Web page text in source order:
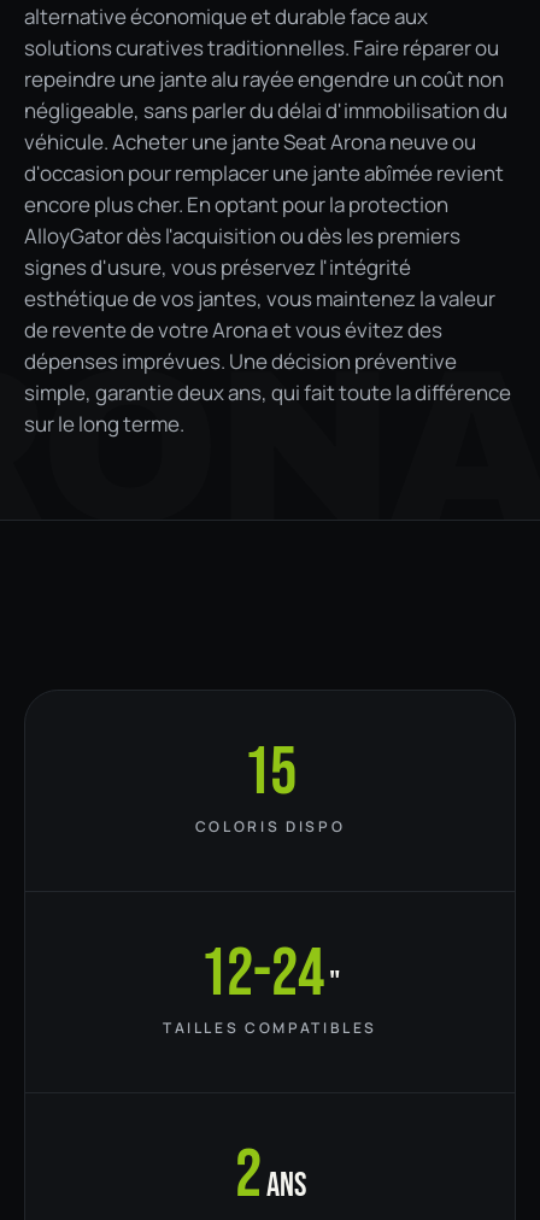
alternative économique et durable face aux
solutions curatives traditionnelles. Faire réparer ou
repeindre une jante alu rayée engendre un coût non
négligeable, sans parler du délai d'immobilisation du
véhicule. Acheter une jante Seat Arona neuve ou
d'occasion pour remplacer une jante abîmée revient
encore plus cher. En optant pour la protection
AlloyGator dès l'acquisition ou dès les premiers
signes d'usure, vous préservez l'intégrité
esthétique de vos jantes, vous maintenez la valeur
de revente de votre Arona et vous évitez des
dépenses imprévues. Une décision préventive
simple, garantie deux ans, qui fait toute la différence
sur le long terme.
15
COLORIS DISPO
12-24"
TAILLES COMPATIBLES
2ans